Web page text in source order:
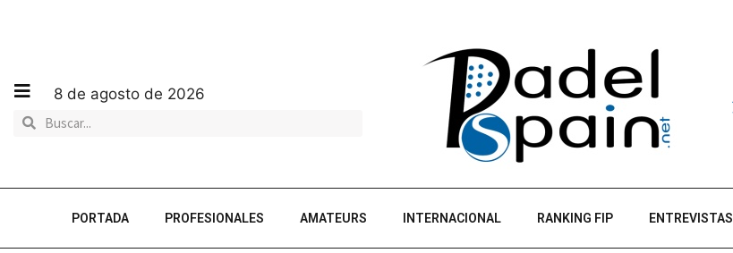
8 de agosto de 2026
PORTADA PROFESIONALES AMATEURS INTERNACIONAL RANKING FIP ENTREVISTAS